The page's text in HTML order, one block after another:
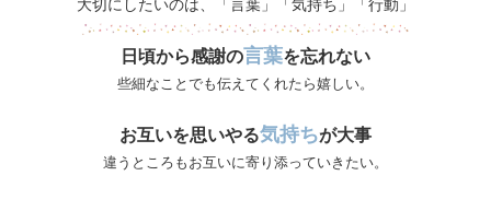
大切にしたいのは、「言葉」「気持ち」「行動」
日頃から感謝の言葉を忘れない
些細なことでも伝えてくれたら嬉しい。
お互いを思いやる気持ちが大事
違うところもお互いに寄り添っていきたい。